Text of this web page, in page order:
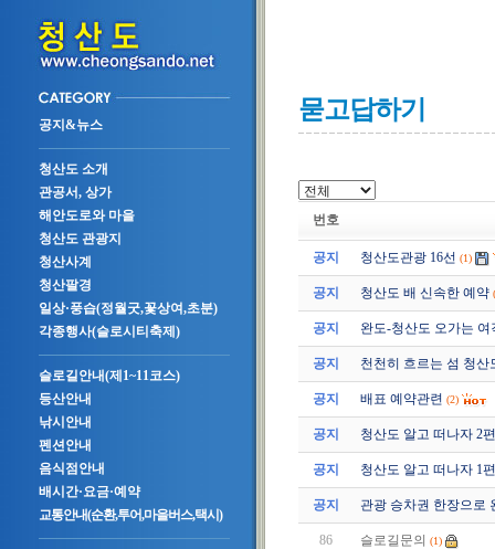
공지&뉴스
청산도 소개
관공서, 상가
해안도로와 마을
청산도 관광지
청산사계
청산팔경
일상·풍습(정월굿,꽃상여,초분)
각종행사(슬로시티축제)
슬로길안내(제1~11코스)
등산안내
낚시안내
펜션안내
음식점안내
배시간·요금·예약
교통안내(순환,투어,마을버스,택시)
묻고답하기
번호
공지 청산도관광 16선 (1)
공지 청산도 배 신속한 예약
공지 완도-청산도 오가는
공지 천천히 흐르는 섬 청산
공지 배표 예약관련 (2)
공지 청산도 알고 떠나자 2
공지 청산도 알고 떠나자 1
공지 관광 승차권 한장으로
86 슬로길문의 (1)